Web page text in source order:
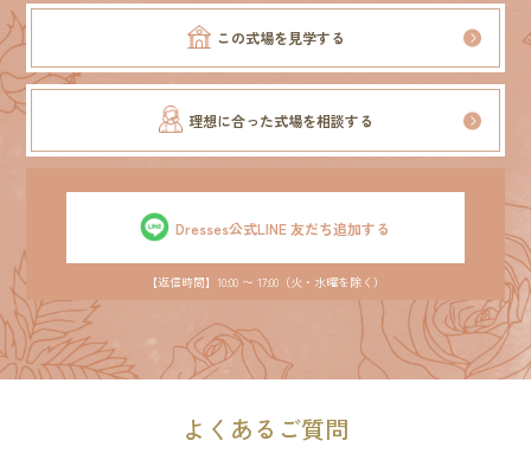
この式場を見学する
理想に合った式場を相談する
Dresses公式LINE 友だち追加する
【返信時間】10:00 〜 17:00（火・水曜を除く）
よくあるご質問